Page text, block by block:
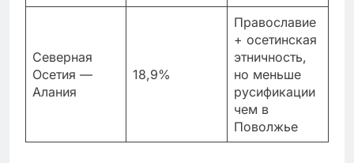
Северная
Осетия —
Алания
18,9%
Православие
+ осетинская
этничность,
но меньше
русификации
чем в
Поволжье